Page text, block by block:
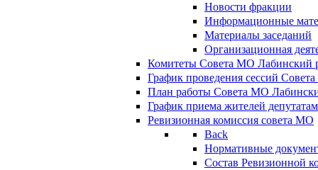
Новости фракции
Информационные
Материалы заседаний
Организационная
Комитеты Совета МО Лабинский
График проведения сессий
План работы Совета МО
График приема жителей
Ревизионная комиссия совета МО
Back
Нормативные
Состав Ревизионной